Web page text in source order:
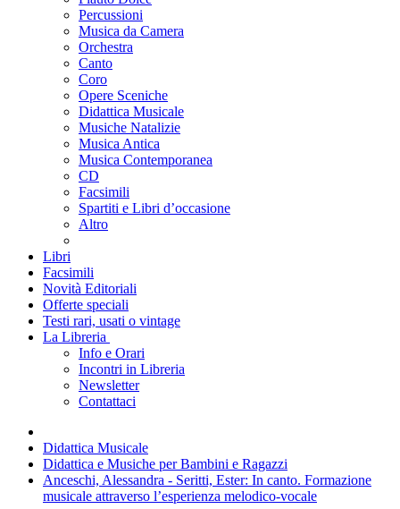
Percussioni
Musica da Camera
Orchestra
Canto
Coro
Opere Sceniche
Didattica Musicale
Musiche Natalizie
Musica Antica
Musica Contemporanea
CD
Facsimili
Spartiti e Libri d’occasione
Altro
Libri
Facsimili
Novità Editoriali
Offerte speciali
Testi rari, usati o vintage
La Libreria
Info e Orari
Incontri in Libreria
Newsletter
Contattaci
Didattica Musicale
Didattica e Musiche per Bambini e Ragazzi
Anceschi, Alessandra - Seritti, Ester: In canto. Formazione
musicale attraverso l’esperienza melodico-vocale